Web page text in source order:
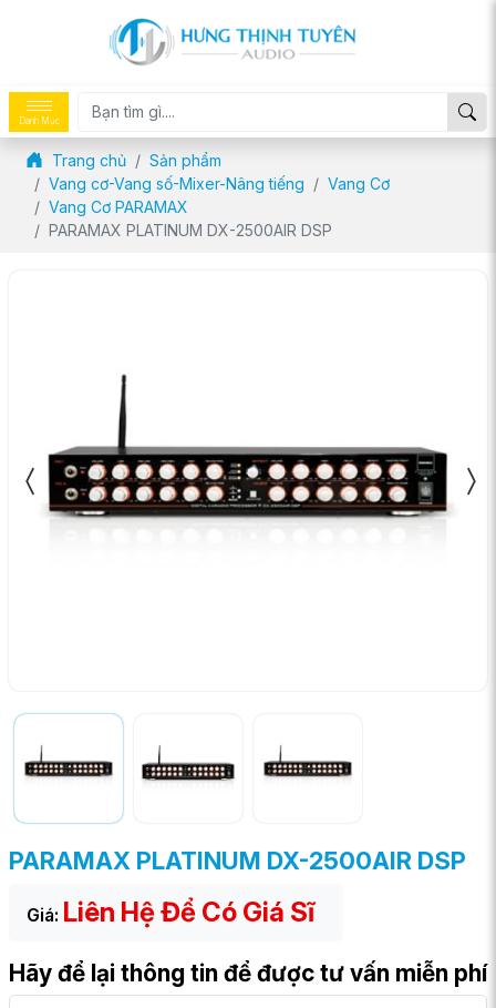
Danh Mục
Trang chủ
Sản phẩm
Vang cơ-Vang số-Mixer-Nâng tiếng
Vang Cơ
Vang Cơ PARAMAX
PARAMAX PLATINUM DX-2500AIR DSP
PARAMAX PLATINUM DX-2500AIR DSP
Giá: Liên Hệ Để Có Giá Sĩ
Hãy để lại thông tin để được tư vấn miễn phí